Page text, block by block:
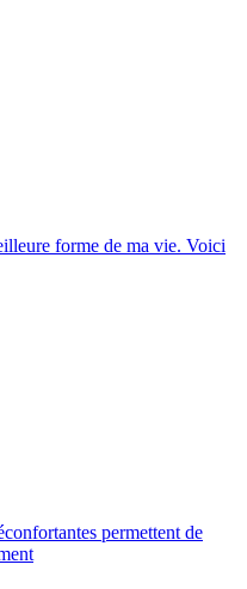
forme de ma vie. Voici
permettent de